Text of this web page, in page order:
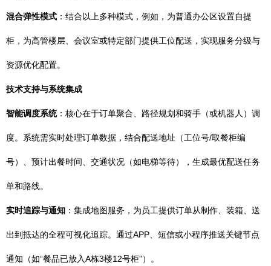
混合弹性模式 ：结合以上多种模式，例如，为普通办公区设置自提
柜，为高管楼层、会议室或特定部门提供工位配送，实现服务分级与
资源优化配置。
技术支持与系统集成
智能调度系统：核心在于订单聚合、路径规划和骑手（或机器人）调
度。系统需实时处理订单数据，结合配送地址（工位号/取餐柜编
号）、预计出餐时间、交通状况（如电梯等待），生成最优配送任务
单和路线。
实时追踪与通知 ：集成地图服务，为员工提供订单从制作、装箱、送
出到抵达的全程可视化追踪。通过APP、短信或小程序推送关键节点
通知（如“餐品已放入A栋3楼12号柜”）。